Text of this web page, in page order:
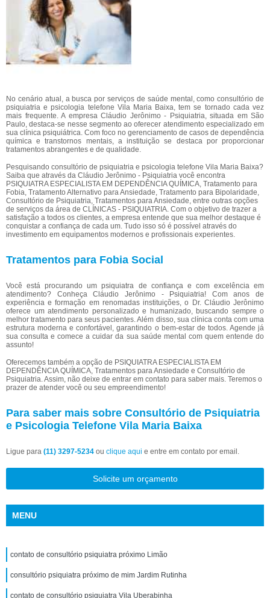
No cenário atual, a busca por serviços de saúde mental, como consultório de
psiquiatria e psicologia telefone Vila Maria Baixa, tem se tornado cada vez
mais frequente. A empresa Cláudio Jerônimo - Psiquiatria, situada em São
Paulo, destaca-se nesse segmento ao oferecer atendimento especializado em
sua clínica psiquiátrica. Com foco no gerenciamento de casos de dependência
química e transtornos mentais, a instituição se destaca por proporcionar
tratamentos abrangentes e de qualidade.
Pesquisando consultório de psiquiatria e psicologia telefone Vila Maria Baixa?
Saiba que através da Cláudio Jerônimo - Psiquiatria você encontra
PSIQUIATRA ESPECIALISTA EM DEPENDÊNCIA QUÍMICA, Tratamento para
Fobia, Tratamento Alternativo para Ansiedade, Tratamento para Bipolaridade,
Consultório de Psiquiatria, Tratamentos para Ansiedade, entre outras opções
de serviços da área de CLÍNICAS - PSIQUIATRIA. Com o objetivo de trazer a
satisfação a todos os clientes, a empresa entende que sua melhor destaque é
conquistar a confiança de cada um. Tudo isso só é possível através do
investimento em equipamentos modernos e profissionais experientes.
Tratamentos para Fobia Social
Você está procurando um psiquiatra de confiança e com excelência em
atendimento? Conheça Cláudio Jerônimo - Psiquiatria! Com anos de
experiência e formação em renomadas instituições, o Dr. Cláudio Jerônimo
oferece um atendimento personalizado e humanizado, buscando sempre o
melhor tratamento para seus pacientes. Além disso, sua clínica conta com uma
estrutura moderna e confortável, garantindo o bem-estar de todos. Agende já
sua consulta e comece a cuidar da sua saúde mental com quem entende do
assunto!
Oferecemos também a opção de PSIQUIATRA ESPECIALISTA EM
DEPENDÊNCIA QUÍMICA, Tratamentos para Ansiedade e Consultório de
Psiquiatria. Assim, não deixe de entrar em contato para saber mais. Teremos o
prazer de atender você ou seu empreendimento!
Para saber mais sobre Consultório de Psiquiatria
e Psicologia Telefone Vila Maria Baixa
Ligue para (11) 3297-5234 ou clique aqui e entre em contato por email.
Solicite um orçamento
MENU
contato de consultório psiquiatra próximo Limão
consultório psiquiatra próximo de mim Jardim Rutinha
contato de consultório psiquiatra Vila Uberabinha